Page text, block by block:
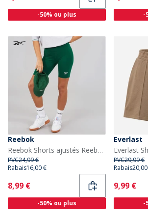
-50% ou plus -
Reebok
Reebok Shorts ajustés Reebok Identity à petit logo Femme Collegiate Green
PVC24,99 €
Rabais16,00 €
Current
8,99 €
-50% ou plus
Everlast
PVC29,99 €
Rabais
Current
9,99 €
-